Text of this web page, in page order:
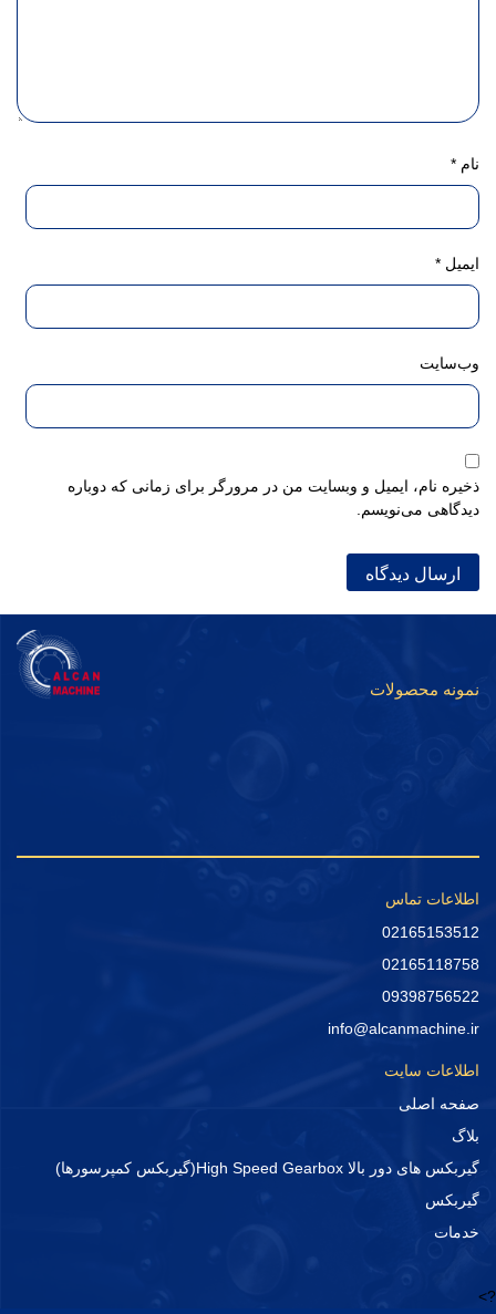
نام *
ایمیل *
وب‌سایت
ذخیره نام، ایمیل و وبسایت من در مرورگر برای زمانی که دوباره
دیدگاهی می‌نویسم.
نمونه محصولات
اطلاعات تماس
02165153512
02165118758
09398756522
info@alcanmachine.ir
اطلاعات سایت
صفحه اصلی
بلاگ
گیربکس های دور بالا High Speed Gearbox(گیربکس کمپرسورها)
گیربکس
خدمات
?>